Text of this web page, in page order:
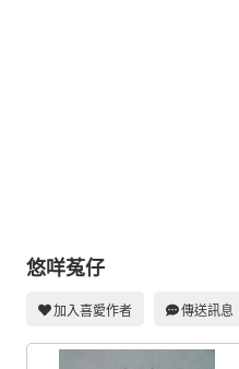
攤位轉讓區
會員功能選單
悠咩菟仔
加入喜愛作者 傳送訊息